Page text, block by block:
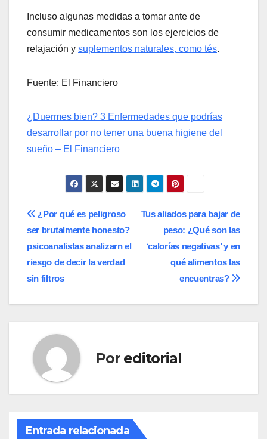
Incluso algunas medidas a tomar ante de
consumir medicamentos son los ejercicios de
relajación y suplementos naturales, como tés.
Fuente: El Financiero
¿Duermes bien? 3 Enfermedades que podrías
desarrollar por no tener una buena higiene del
sueño – El Financiero
Navegación
de
entradas
Tus aliados para bajar de
peso: ¿Qué son las
‘calorías negativas’ y en
qué alimentos las
encuentras?
¿Por qué es peligroso
ser brutalmente honesto?
psicoanalistas analizarn el
riesgo de decir la verdad
sin filtros
Por editorial
Entrada relacionada